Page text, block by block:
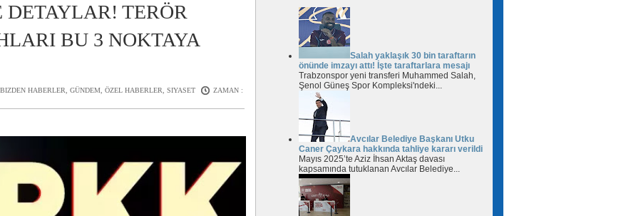
TERÖR
BU 3 NOKTAYA
BIZDEN HABERLER, GÜNDEM, ÖZEL HABERLER, SIYASET
ZAMAN :
Salah yaklaşık 30 bin taraftarın
önünde imzayı attı! İşte taraftarlara mesajı
Trabzonspor yeni transferi Muhammed Salah,
Şenol Güneş Spor Kompleksi'ndeki...
Avcılar Belediye Başkanı Utku
Caner Çaykara hakkında tahliye kararı verildi
Mayıs 2025’te Aziz İhsan Aktaş davası
kapsamında tutuklanan Avcılar Belediye...